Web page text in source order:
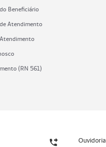
Beneficiário
Atendimento
(RN 561)
Ouvidoria